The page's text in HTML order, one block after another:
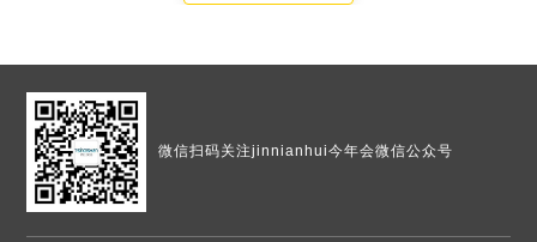
微信扫码关注jinnianhui今年会微信公众号